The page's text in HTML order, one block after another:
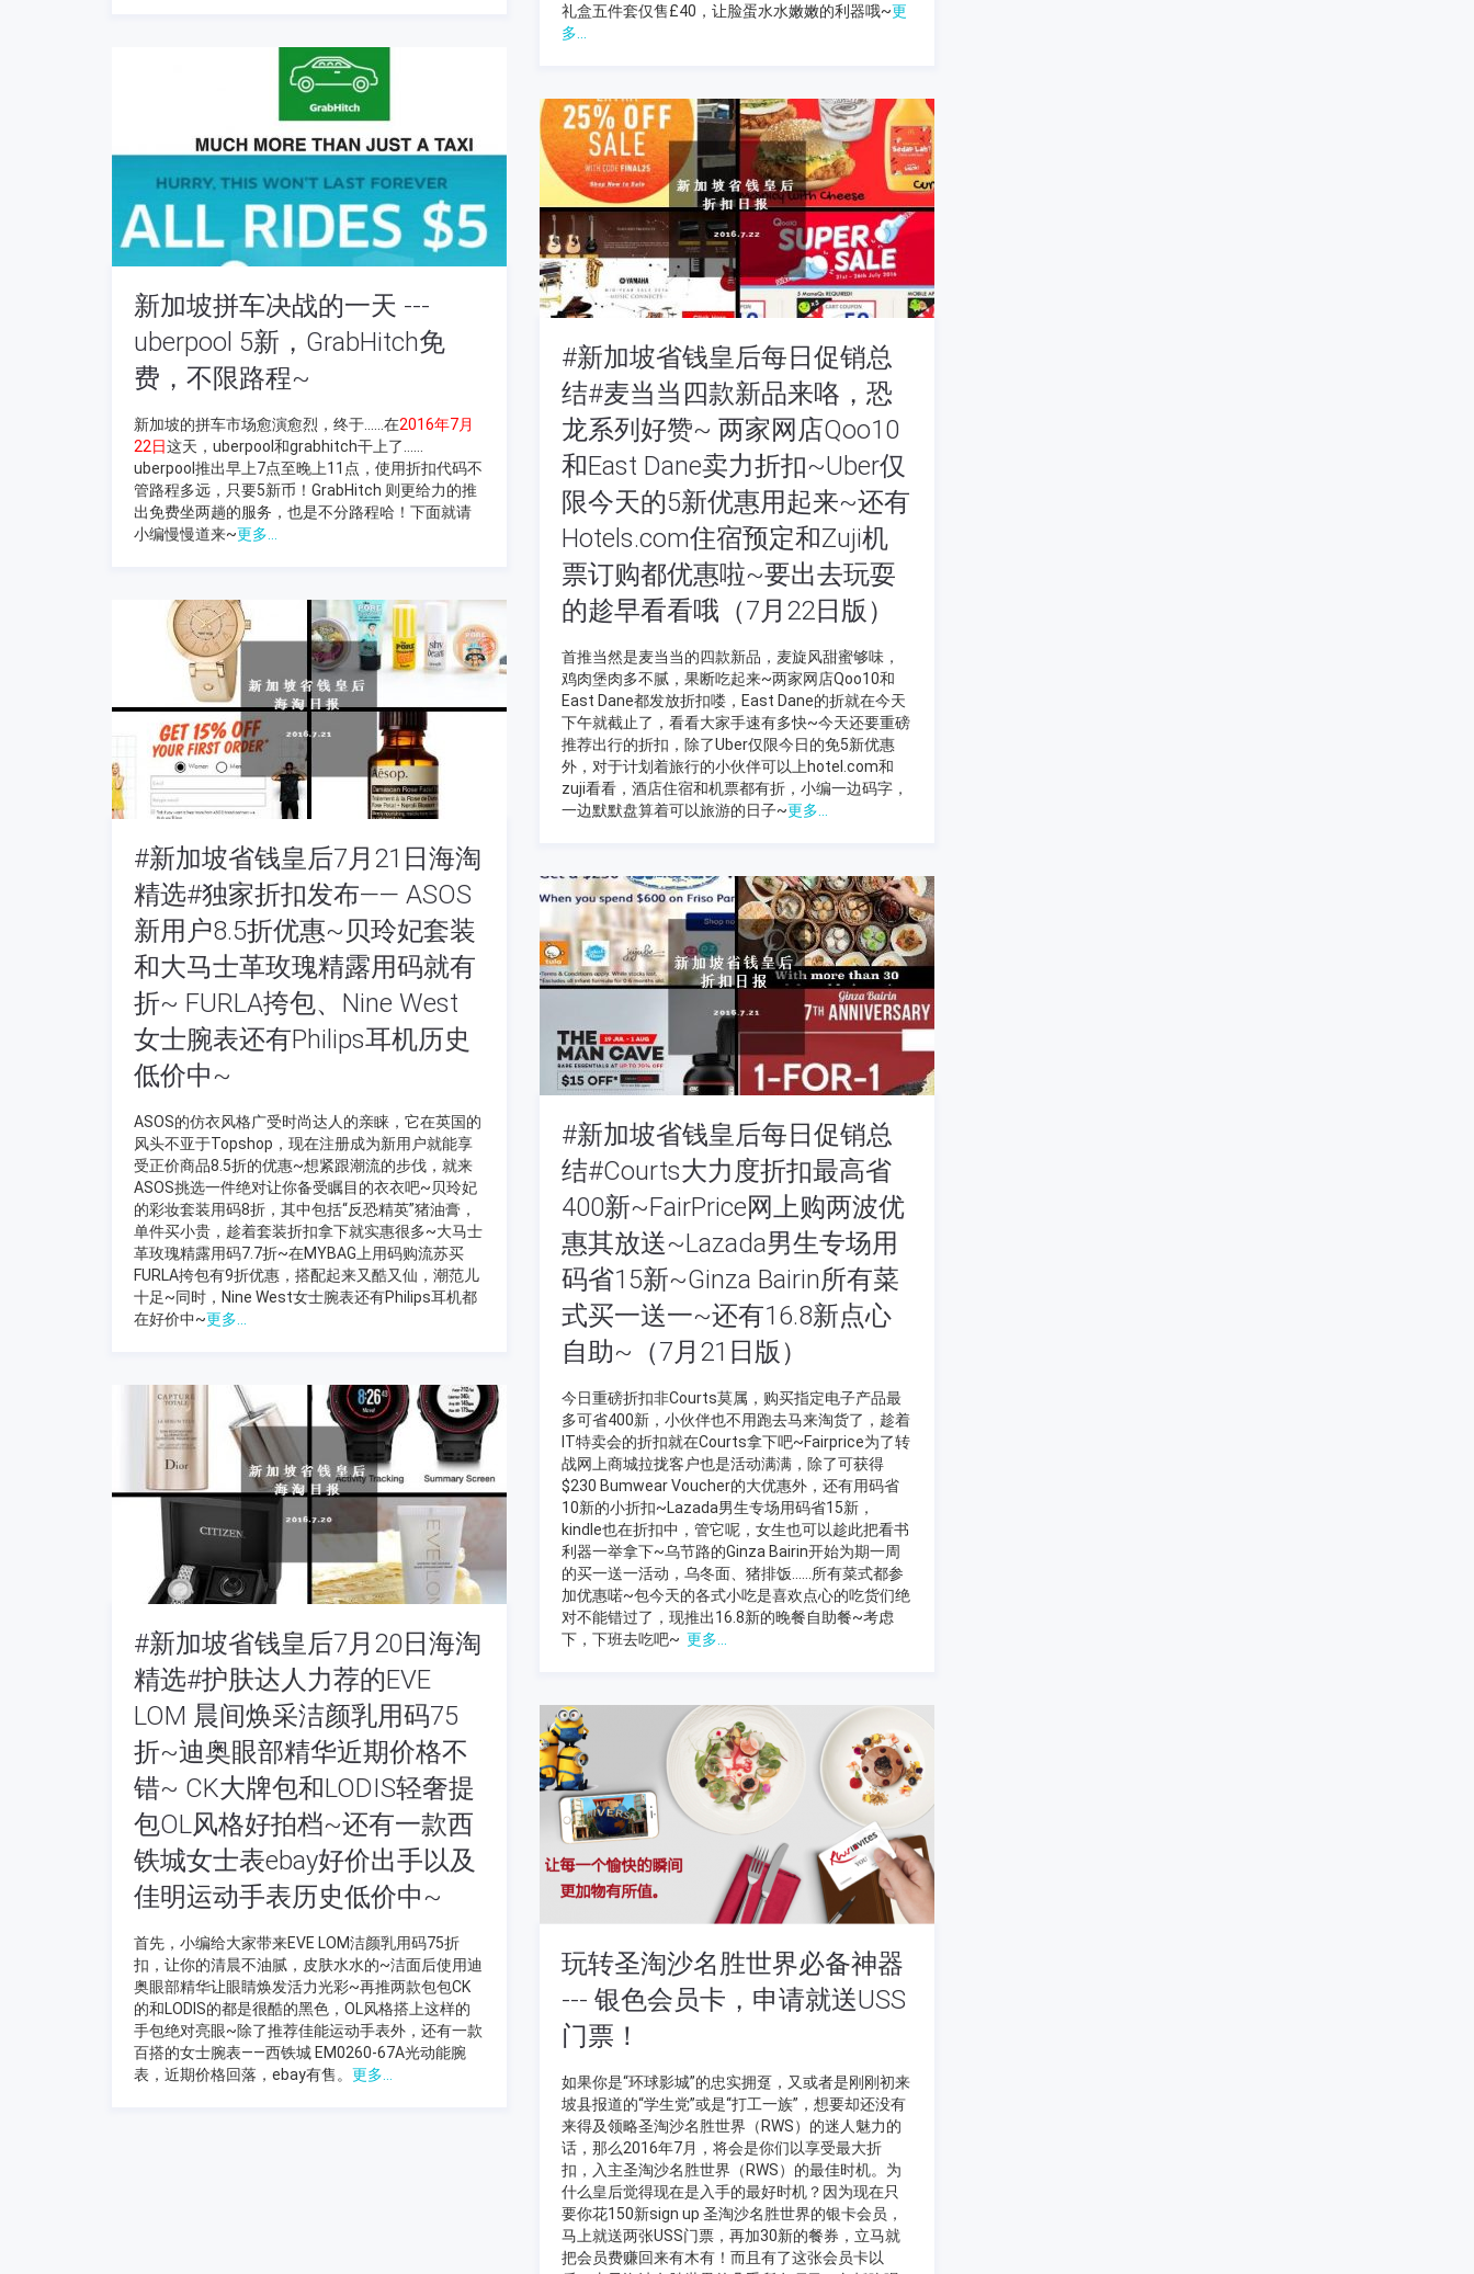
礼盒五件套仅售£40，让脸蛋水水嫩嫩的利器哦~更
多...
新加坡拼车决战的一天 ---
uberpool 5新，GrabHitch免
费，不限路程~
新加坡的拼车市场愈演愈烈，终于……在2016年7月
22日这天，uberpool和grabhitch干上了……
uberpool推出早上7点至晚上11点，使用折扣代码不
管路程多远，只要5新币！GrabHitch 则更给力的推
出免费坐两趟的服务，也是不分路程哈！下面就请
小编慢慢道来~更多...
#新加坡省钱皇后每日促销总
结#麦当当四款新品来咯，恐
龙系列好赞~ 两家网店Qoo10
和East Dane卖力折扣~Uber仅
限今天的5新优惠用起来~还有
Hotels.com住宿预定和Zuji机
票订购都优惠啦~要出去玩耍
的趁早看看哦（7月22日版）
首推当然是麦当当的四款新品，麦旋风甜蜜够味，
鸡肉堡肉多不腻，果断吃起来~两家网店Qoo10和
East Dane都发放折扣喽，East Dane的折就在今天
下午就截止了，看看大家手速有多快~今天还要重磅
推荐出行的折扣，除了Uber仅限今日的免5新优惠
外，对于计划着旅行的小伙伴可以上hotel.com和
zuji看看，酒店住宿和机票都有折，小编一边码字，
一边默默盘算着可以旅游的日子~更多...
#新加坡省钱皇后7月21日海淘
精选#独家折扣发布—— ASOS
新用户8.5折优惠~贝玲妃套装
和大马士革玫瑰精露用码就有
折~ FURLA挎包、Nine West
女士腕表还有Philips耳机历史
低价中~
ASOS的仿衣风格广受时尚达人的亲睐，它在英国的
风头不亚于Topshop，现在注册成为新用户就能享
受正价商品8.5折的优惠~想紧跟潮流的步伐，就来
ASOS挑选一件绝对让你备受瞩目的衣衣吧~贝玲妃
的彩妆套装用码8折，其中包括“反恐精英”猪油膏，
单件买小贵，趁着套装折扣拿下就实惠很多~大马士
革玫瑰精露用码7.7折~在MYBAG上用码购流苏买
FURLA挎包有9折优惠，搭配起来又酷又仙，潮范儿
十足~同时，Nine West女士腕表还有Philips耳机都
在好价中~更多...
#新加坡省钱皇后每日促销总
结#Courts大力度折扣最高省
400新~FairPrice网上购两波优
惠其放送~Lazada男生专场用
码省15新~Ginza Bairin所有菜
式买一送一~还有16.8新点心
自助~（7月21日版）
今日重磅折扣非Courts莫属，购买指定电子产品最
多可省400新，小伙伴也不用跑去马来淘货了，趁着
IT特卖会的折扣就在Courts拿下吧~Fairprice为了转
战网上商城拉拢客户也是活动满满，除了可获得
$230 Bumwear Voucher的大优惠外，还有用码省
10新的小折扣~Lazada男生专场用码省15新，
kindle也在折扣中，管它呢，女生也可以趁此把看书
利器一举拿下~乌节路的Ginza Bairin开始为期一周
的买一送一活动，乌冬面、猪排饭……所有菜式都参
加优惠喏~包今天的各式小吃是喜欢点心的吃货们绝
对不能错过了，现推出16.8新的晚餐自助餐~考虑
下，下班去吃吧~ 更多...
#新加坡省钱皇后7月20日海淘
精选#护肤达人力荐的EVE
LOM 晨间焕采洁颜乳用码75
折~迪奥眼部精华近期价格不
错~ CK大牌包和LODIS轻奢提
包OL风格好拍档~还有一款西
铁城女士表ebay好价出手以及
佳明运动手表历史低价中~
首先，小编给大家带来EVE LOM洁颜乳用码75折
扣，让你的清晨不油腻，皮肤水水的~洁面后使用迪
奥眼部精华让眼睛焕发活力光彩~再推两款包包CK
的和LODIS的都是很酷的黑色，OL风格搭上这样的
手包绝对亮眼~除了推荐佳能运动手表外，还有一款
百搭的女士腕表——西铁城 EM0260-67A光动能腕
表，近期价格回落，ebay有售。 更多...
玩转圣淘沙名胜世界必备神器
--- 银色会员卡，申请就送USS
门票！
如果你是“环球影城”的忠实拥趸，又或者是刚刚初来
坡县报道的“学生党”或是“打工一族”，想要却还没有
来得及领略圣淘沙名胜世界（RWS）的迷人魅力的
话，那么2016年7月，将会是你们以享受最大折
扣，入主圣淘沙名胜世界（RWS）的最佳时机。为
什么皇后觉得现在是入手的最好时机？因为现在只
要你花150新sign up 圣淘沙名胜世界的银卡会员，
马上就送两张USS门票，再加30新的餐券，立马就
把会员费赚回来有木有！而且有了这张会员卡以